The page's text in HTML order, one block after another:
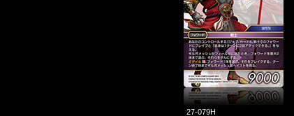
27-079H